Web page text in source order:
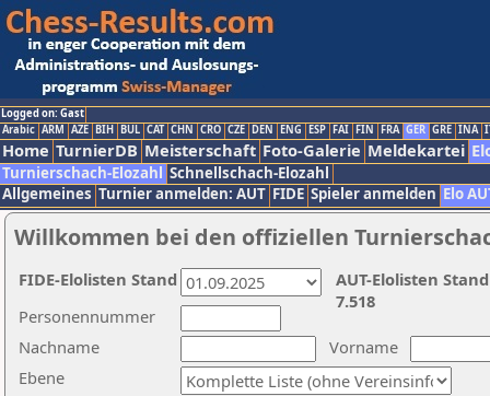
Logged on: Gast
Arabic ARM AZE BIH BUL CAT CHN CRO CZE DEN ENG ESP FAI FIN FRA GER GRE INA
Home TurnierDB Meisterschaft Foto-Galerie Meldekartei
Turnierschach-Elozahl Schnellschach-Elozahl
Allgemeines Turnier anmelden: AUT FIDE Spieler anmelden Elo
Willkommen bei den offiziellen
Nachname
Vorname
Ebene
Personennummer
AUT-Elolisten
7.518
FIDE-Elolisten Stand